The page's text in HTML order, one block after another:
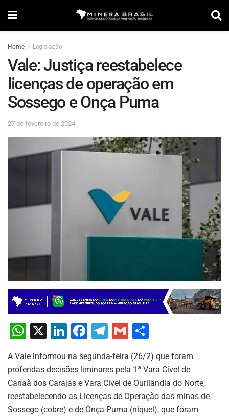
Home Legislação
Vale: Justiça reestabelece
licenças de operação em
Sossego e Onça Puma
27 de fevereiro de 2024
W
at
s
A
X
Li
k
e
dI
F
c
e
b
T
e
gr
a
G
m
ai
l
h
ar
e
A Vale informou na segunda-feira (26/2) que foram
proferidas decisões liminares pela 1ª Vara Cível de
Canaã dos Carajás e Vara Cível de Ourilândia do Norte,
reestabelecendo as Licenças de Operação das minas de
Sossego (cobre) e de Onça Puma (níquel), que foram